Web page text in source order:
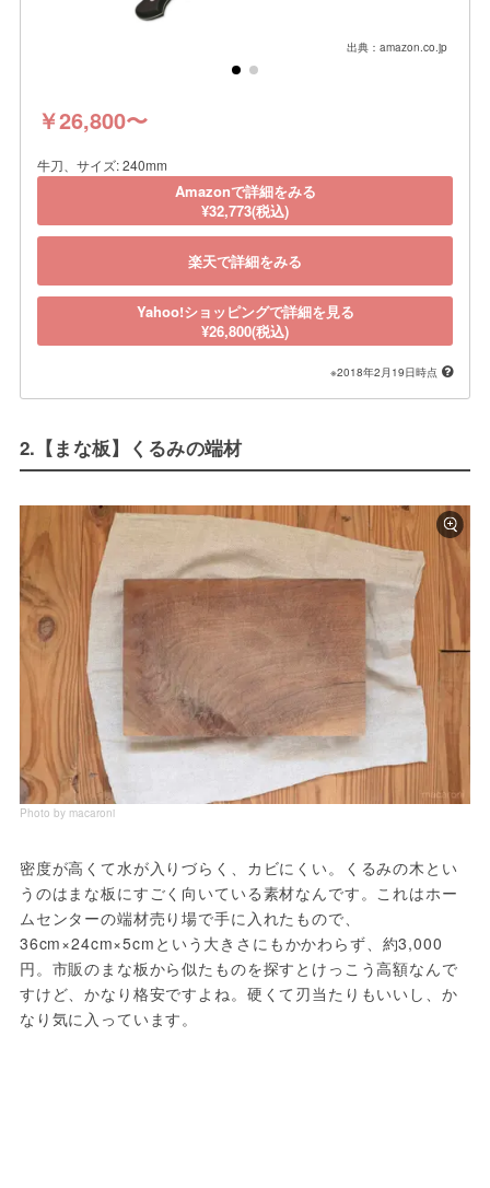
出典：amazon.co.jp
￥26,800〜
牛刀、サイズ: 240mm
Amazonで詳細をみる
¥32,773(税込)
楽天で詳細をみる
Yahoo!ショッピングで詳細を見る
¥26,800(税込)
※2018年2月19日時点
2.【まな板】くるみの端材
Photo by macaroni
密度が高くて水が入りづらく、カビにくい。くるみの木とい
うのはまな板にすごく向いている素材なんです。これはホー
ムセンターの端材売り場で手に入れたもので、
36cm×24cm×5cmという大きさにもかかわらず、約3,000
円。市販のまな板から似たものを探すとけっこう高額なんで
すけど、かなり格安ですよね。硬くて刃当たりもいいし、か
なり気に入っています。